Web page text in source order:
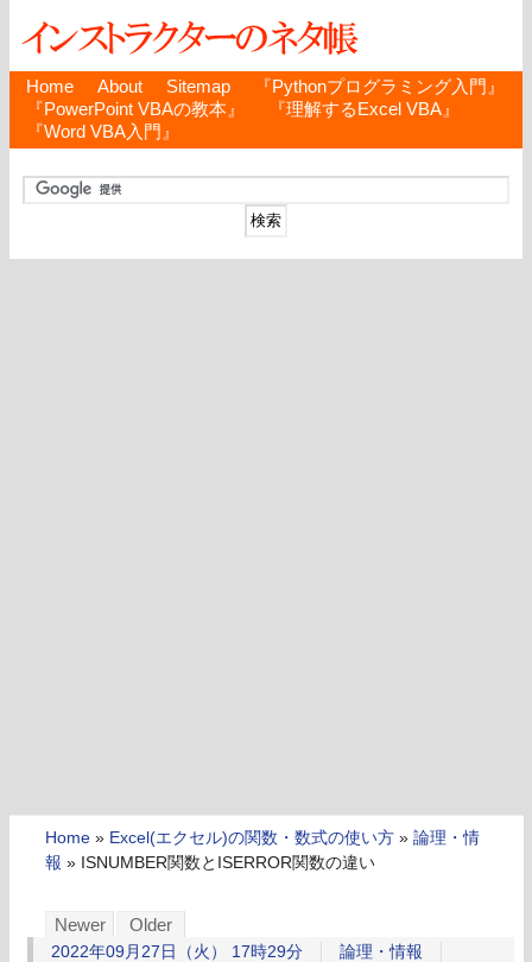
Home About Sitemap
『Pythonプログラミング入門』
『PowerPoint VBAの教本』
『理解するExcel VBA』
『Word VBA入門』
Home » Excel(エクセル)の関数・数式の使い方 » 論理・情
報 » ISNUMBER関数とISERROR関数の違い
Newer Older
2022年09月27日（火） 17時29分 論理・情報